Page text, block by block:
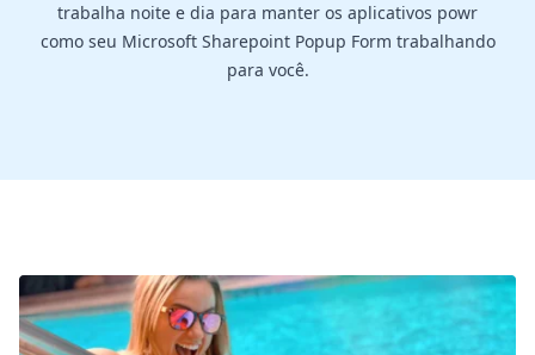
trabalha noite e dia para manter os aplicativos powr
como seu Microsoft Sharepoint Popup Form trabalhando
para você.